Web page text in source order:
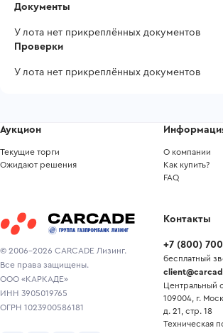
Документы
У лота нет прикреплённых документов
Проверки
У лота нет прикреплённых документов
© 2006-2026 CARCADE Лизинг.
Все права защищены.
ООО «КАРКАДЕ»
ИНН 3905019765
ОГРН 1023900586181
Аукцион
Текущие торги
Ожидают решения
О компании
Как купить?
FAQ
Контакты
+7 (800)
бесплатный
Центральный
109004, г.
д. 21, стр. 18
Техническая